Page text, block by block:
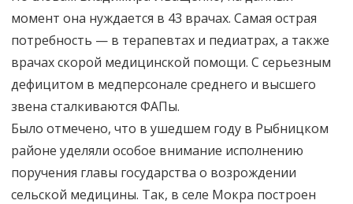
момент она нуждается в 43 врачах. Самая острая
потребность — в терапевтах и педиатрах, а также
врачах скорой медицинской помощи. С серьезным
дефицитом в медперсонале среднего и высшего
звена сталкиваются ФАПы.
Было отмечено, что в ушедшем году в Рыбницком
районе уделяли особое внимание исполнению
поручения главы государства о возрождении
сельской медицины. Так, в селе Мокра построен